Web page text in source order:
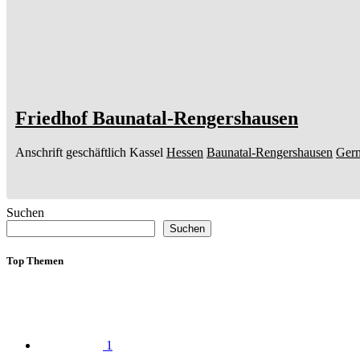
Friedhof Baunatal-Rengershausen
Anschrift geschäftlich Kassel Hessen Baunatal-Rengershausen
Suchen
Suchen
Top Themen
1